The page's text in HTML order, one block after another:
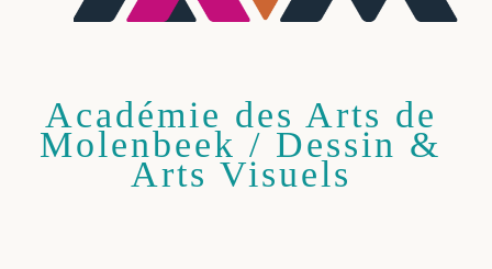
Académie des Arts de
Molenbeek / Dessin &
Arts Visuels